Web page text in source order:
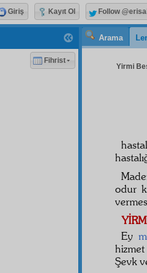
Arama
Yirmi
odur
Ey
Şevk
Fihrist
Giriş Kayıt Ol Follow